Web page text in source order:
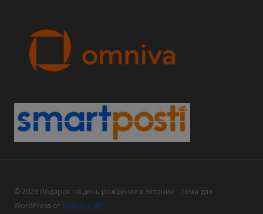
© 2026 Подарок на день рождения в Эстонии - Тема для
WordPress от Kadence WP